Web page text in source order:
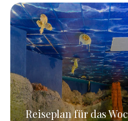
Reiseplan für das